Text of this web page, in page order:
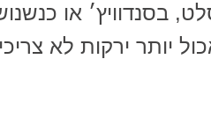
בסנדוויץ׳ או
יותר ירקות לא